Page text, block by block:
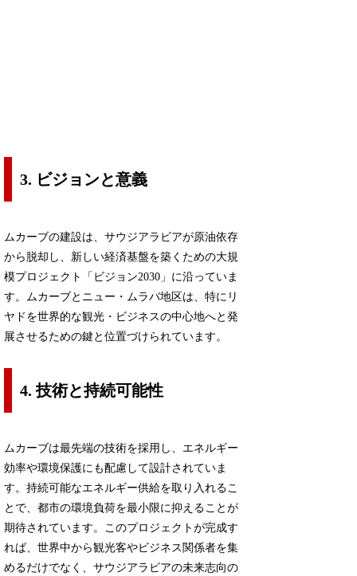
3. ビジョンと意義
ムカーブの建設は、サウジアラビアが原油依存
から脱却し、新しい経済基盤を築くための大規
模プロジェクト「ビジョン2030」に沿っていま
す。ムカーブとニュー・ムラバ地区は、特にリ
ヤドを世界的な観光・ビジネスの中心地へと発
展させるための鍵と位置づけられています。
4. 技術と持続可能性
ムカーブは最先端の技術を採用し、エネルギー
効率や環境保護にも配慮して設計されていま
す。持続可能なエネルギー供給を取り入れるこ
とで、都市の環境負荷を最小限に抑えることが
期待されています。このプロジェクトが完成す
れば、世界中から観光客やビジネス関係者を集
めるだけでなく、サウジアラビアの未来志向の